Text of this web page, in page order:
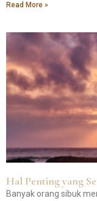
Read More »
Hal Penting yang
Banyak orang sibuk